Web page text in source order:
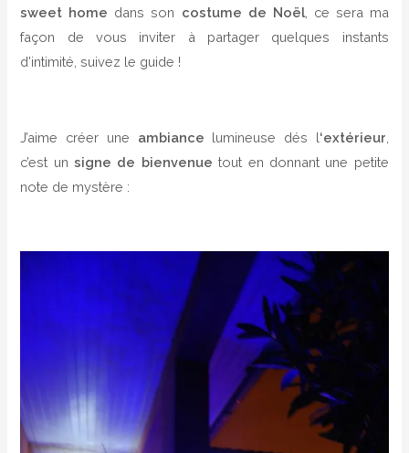
sweet home dans son costume de Noël, ce sera ma
façon de vous inviter à partager quelques instants
d’intimité, suivez le guide !
J’aime créer une ambiance lumineuse dés l‘extérieur,
c’est unsigne de bienvenue tout en donnant une petite
note de mystère :